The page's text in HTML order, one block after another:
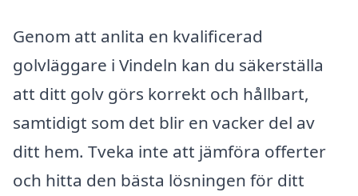
Genom att anlita en kvalificerad
golvläggare i Vindeln kan du säkerställa
att ditt golv görs korrekt och hållbart,
samtidigt som det blir en vacker del av
ditt hem. Tveka inte att jämföra offerter
och hitta den bästa lösningen för ditt